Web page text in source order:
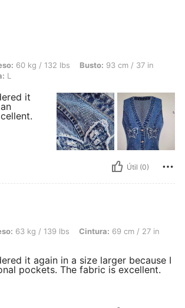
lbs, Busto: 93 cm / 37 in, Cintura: 70 cm / 28 in,
60 kg / 132 lbs Busto: 93 cm / 37 in
L
it
Útil (0)
lbs, Cintura: 69 cm / 27 in, Color: Azul, Talla: L
63 kg / 139 lbs Cintura: 69 cm / 27 in
it again in a size larger because I
pockets. The fabric is excellent.